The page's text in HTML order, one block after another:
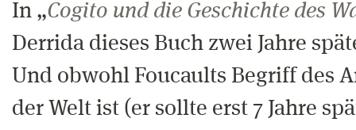
In „Cogito und die Geschichte des
Derrida dieses Buch zwei Jahre
Und obwohl Foucaults Begriff des
der Welt ist (er sollte erst 7 Jahre